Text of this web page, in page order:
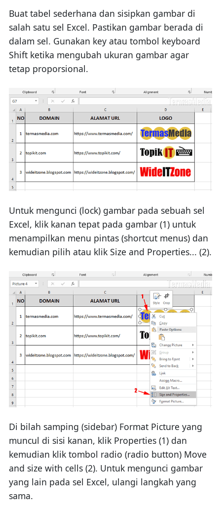
Buat tabel sederhana dan sisipkan gambar di
salah satu sel Excel. Pastikan gambar berada di
dalam sel. Gunakan key atau tombol keyboard
Shift ketika mengubah ukuran gambar agar
tetap proporsional.
Untuk mengunci (lock) gambar pada sebuah sel
Excel, klik kanan tepat pada gambar (1) untuk
menampilkan menu pintas (shortcut menus) dan
kemudian pilih atau klik Size and Properties... (2).
Di bilah samping (sidebar) Format Picture yang
muncul di sisi kanan, klik Properties (1) dan
kemudian klik tombol radio (radio button) Move
and size with cells (2). Untuk mengunci gambar
yang lain pada sel Excel, ulangi langkah yang
sama.